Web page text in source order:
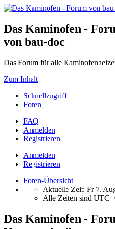
Das Kaminofen -
von bau-doc
Das Forum für alle
Zum Inhalt
Schnellzugriff
Foren
FAQ
Anmelden
Registrieren
Anmelden
Registrieren
Foren-Übersicht
Aktuelle Zeit: Fr 7.
Alle Zeiten sind
Das Kaminofen -